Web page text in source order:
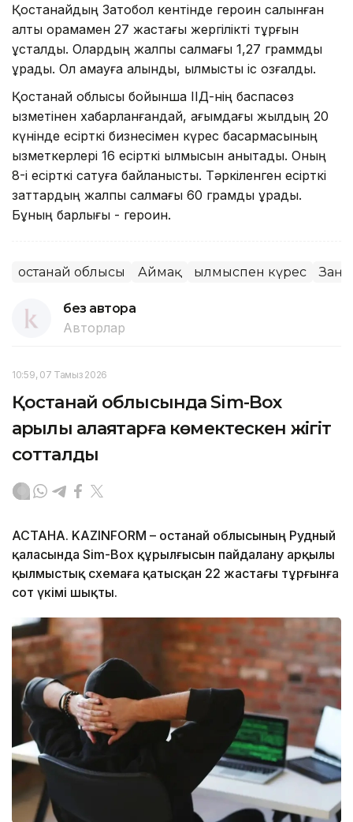
Қостанайдың Затобол кентінде героин салынған
алты орамамен 27 жастағы жергілікті тұрғын
ұсталды. Олардың жалпы салмағы 1,27 граммды
құрады. Ол қамауға алынды, қылмыстық іс қозғалды.
Қостанай облысы бойынша ІІД-нің баспасөз
қызметінен хабарланғандай, ағымдағы жылдың 20
күнінде есірткі бизнесімен күрес басқармасының
қызметкерлері 16 есірткі қылмысын анықтады. Оның
8-і есірткі сатуға байланысты. Тәркіленген есірткі
заттардың жалпы салмағы 60 грамды құрады.
Бұның барлығы - героин.
Қостанай облысы Аймақ Қылмыспен күрес Заң
без автора
Авторлар
10:59, 07 Тамыз 2026
Қостанай облысында Sim-Box
арқылы алаяқтарға көмектескен жігіт
сотталды
АСТАНА. KAZINFORM – Қостанай облысының Рудный
қаласында Sim-Box құрылғысын пайдалану арқылы
қылмыстық схемаға қатысқан 22 жастағы тұрғынға
сот үкімі шықты.